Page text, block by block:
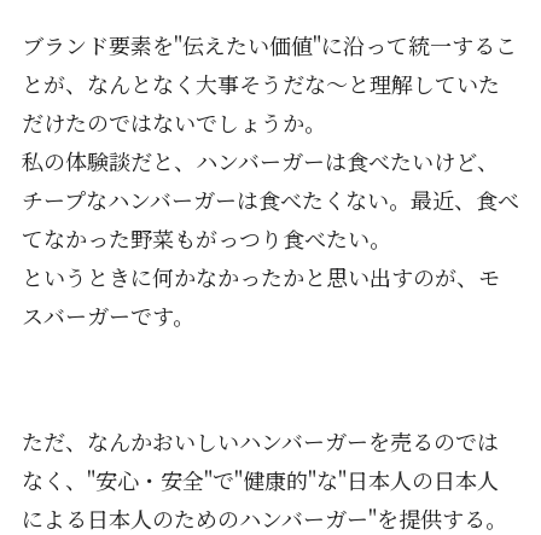
ブランド要素を"伝えたい価値"に沿って統一するこ
とが、なんとなく大事そうだな〜と理解していた
だけたのではないでしょうか。
私の体験談だと、ハンバーガーは食べたいけど、
チープなハンバーガーは食べたくない。最近、食べ
てなかった野菜もがっつり食べたい。
というときに何かなかったかと思い出すのが、モ
スバーガーです。
ただ、なんかおいしいハンバーガーを売るのでは
なく、"安心・安全"で"健康的"な"日本人の日本人
による日本人のためのハンバーガー"を提供する。